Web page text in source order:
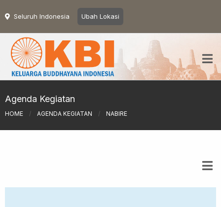
Seluruh Indonesia Ubah Lokasi
Agenda Kegiatan
HOME / AGENDA KEGIATAN / NABIRE